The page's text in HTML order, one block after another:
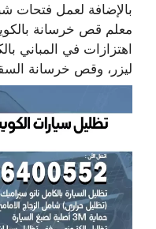
بالإضافة لعمل فتحات
معلم قص خرسانة
اهتزازات في المباني
ليزر، وقص خرسانة